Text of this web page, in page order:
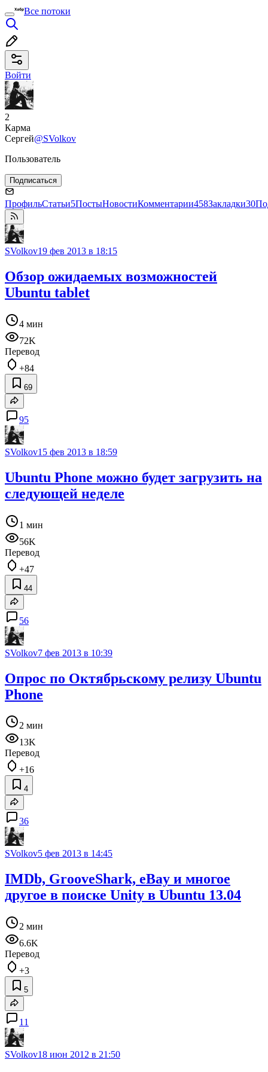
Все потоки
Войти
2
Карма
Сергей@SVolkov
Пользователь
Подписаться
ПрофильСтатьи5ПостыНовостиКомментарии458Закладки30
SVolkov19 фев 2013 в 18:15
Обзор ожидаемых возможностей
Ubuntu tablet
4 мин
72K
Перевод
+84
69
95
SVolkov15 фев 2013 в 18:59
Ubuntu Phone можно будет загрузить на
следующей неделе
1 мин
56K
Перевод
+47
44
56
SVolkov7 фев 2013 в 10:39
Опрос по Октябрьскому релизу Ubuntu
Phone
2 мин
13K
Перевод
+16
4
36
SVolkov5 фев 2013 в 14:45
IMDb, GrooveShark, eBay и многое
другое в поиске Unity в Ubuntu 13.04
2 мин
6.6K
Перевод
+3
5
11
SVolkov18 июн 2012 в 21:50